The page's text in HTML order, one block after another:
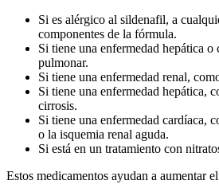
Si es alérgico al sildenafil, a
componentes de la fórmula.
Si tiene una enfermedad hepática
pulmonar.
Si tiene una enfermedad renal,
Si tiene una enfermedad hepática,
cirrosis.
Si tiene una enfermedad cardíaca,
o la isquemia renal aguda.
Si está en un tratamiento con
Estos medicamentos ayudan a aumentar